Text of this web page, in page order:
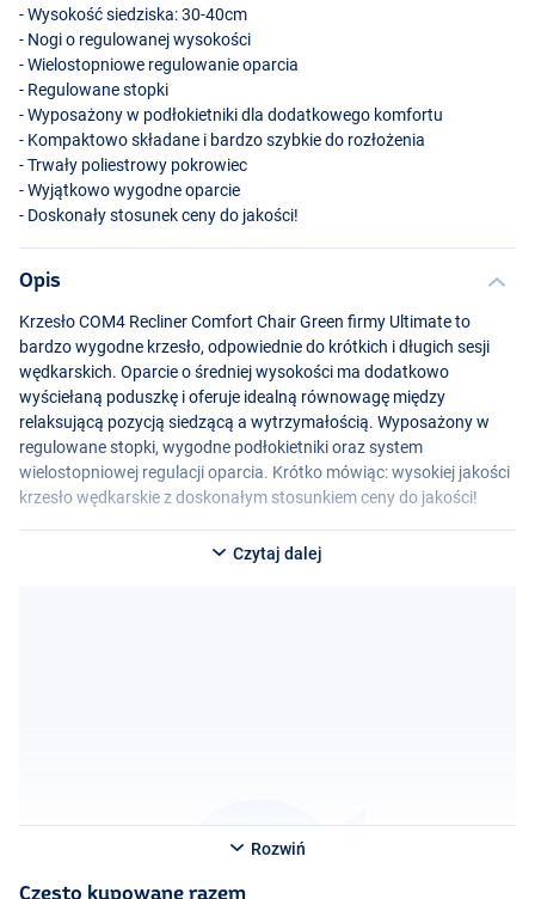
- Wysokość siedziska: 30-40cm
- Nogi o regulowanej wysokości
- Wielostopniowe regulowanie oparcia
- Regulowane stopki
- Wyposażony w podłokietniki dla dodatkowego komfortu
- Kompaktowo składane i bardzo szybkie do rozłożenia
- Trwały poliestrowy pokrowiec
- Wyjątkowo wygodne oparcie
- Doskonały stosunek ceny do jakości!
Opis
Krzesło COM4 Recliner Comfort Chair Green firmy Ultimate to
bardzo wygodne krzesło, odpowiednie do krótkich i długich sesji
wędkarskich. Oparcie o średniej wysokości ma dodatkowo
wyściełaną poduszkę i oferuje idealną równowagę między
relaksującą pozycją siedzącą a wytrzymałością. Wyposażony w
regulowane stopki, wygodne podłokietniki oraz system
wielostopniowej regulacji oparcia. Krótko mówiąc: wysokiej jakości
krzesło wędkarskie z doskonałym stosunkiem ceny do jakości!
Czytaj dalej
Rozwiń
Często kupowane razem